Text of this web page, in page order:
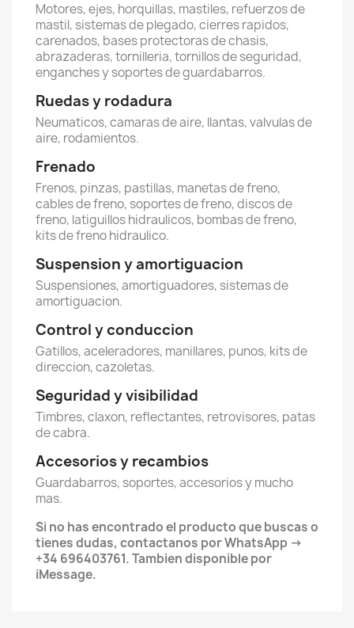
Motores, ejes, horquillas, mastiles, refuerzos de
mastil, sistemas de plegado, cierres rapidos,
carenados, bases protectoras de chasis,
abrazaderas, tornilleria, tornillos de seguridad,
enganches y soportes de guardabarros.
Ruedas y rodadura
Neumaticos, camaras de aire, llantas, valvulas de
aire, rodamientos.
Frenado
Frenos, pinzas, pastillas, manetas de freno,
cables de freno, soportes de freno, discos de
freno, latiguillos hidraulicos, bombas de freno,
kits de freno hidraulico.
Suspension y amortiguacion
Suspensiones, amortiguadores, sistemas de
amortiguacion.
Control y conduccion
Gatillos, aceleradores, manillares, punos, kits de
direccion, cazoletas.
Seguridad y visibilidad
Timbres, claxon, reflectantes, retrovisores, patas
de cabra.
Accesorios y recambios
Guardabarros, soportes, accesorios y mucho
mas.
Si no has encontrado el producto que buscas o
tienes dudas, contactanos por WhatsApp ->
+34 696403761. Tambien disponible por
iMessage.